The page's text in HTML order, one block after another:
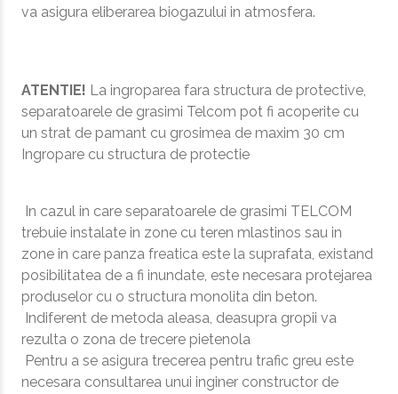
va asigura eliberarea biogazului in atmosfera.
ATENTIE! La ingroparea fara structura de protective,
separatoarele de grasimi Telcom pot fi acoperite cu
un strat de pamant cu grosimea de maxim 30 cm
Ingropare cu structura de protectie
In cazul in care separatoarele de grasimi TELCOM
trebuie instalate in zone cu teren mlastinos sau in
zone in care panza freatica este la suprafata, existand
posibilitatea de a fi inundate, este necesara protejarea
produselor cu o structura monolita din beton.
Indiferent de metoda aleasa, deasupra gropii va
rezulta o zona de trecere pietenola
Pentru a se asigura trecerea pentru trafic greu este
necesara consultarea unui inginer constructor de